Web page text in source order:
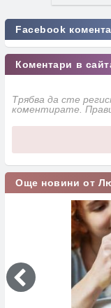
Facebook
Коментари в
Трябва да сте
коментирате.
Още новини от